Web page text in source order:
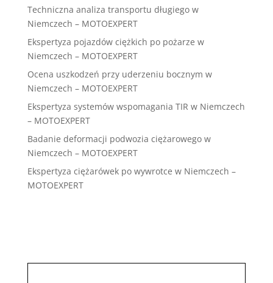
Techniczna analiza transportu długiego w
Niemczech – MOTOEXPERT
Ekspertyza pojazdów ciężkich po pożarze w
Niemczech – MOTOEXPERT
Ocena uszkodzeń przy uderzeniu bocznym w
Niemczech – MOTOEXPERT
Ekspertyza systemów wspomagania TIR w Niemczech
– MOTOEXPERT
Badanie deformacji podwozia ciężarowego w
Niemczech – MOTOEXPERT
Ekspertyza ciężarówek po wywrotce w Niemczech –
MOTOEXPERT